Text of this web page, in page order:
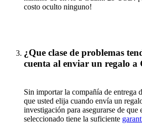
costo oculto ninguno!
¿Que clase de problemas
cuenta al enviar un regalo a
Sin importar la compañía de entrega
que usted elija cuando envía un
investigación para asegurarse de que
seleccionado tiene la suficiente